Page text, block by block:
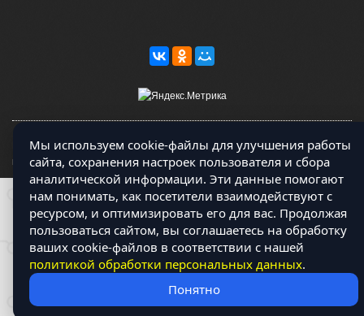
Магазин работает на OCLite Комплект-А - радиодетали и электронные
компоненты © 2026
Мы используем cookie-файлы для улучшения работы
сайта, сохранения настроек пользователя и сбора
аналитической информации. Эти данные помогают
нам понимать, как посетители взаимодействуют с
ресурсом, и оптимизировать его для вас. Продолжая
пользоваться сайтом, вы соглашаетесь на обработку
ваших cookie-файлов в соответствии с нашей
политикой обработки персональных данных.
Понятно